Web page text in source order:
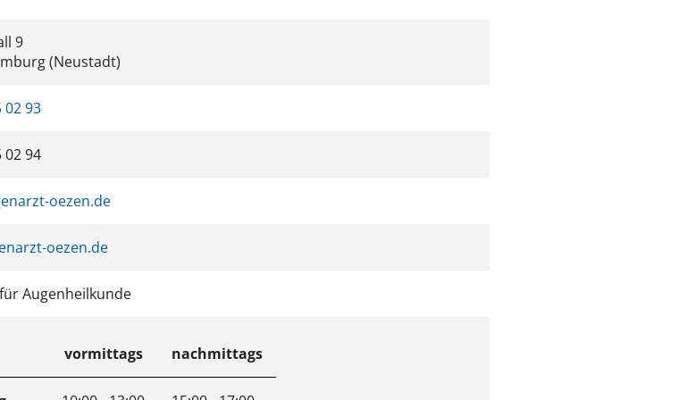
9
(Neustadt)
02 93
02 94
oezen.de
oezen.de
Augenheilkunde
vormittags nachmittags